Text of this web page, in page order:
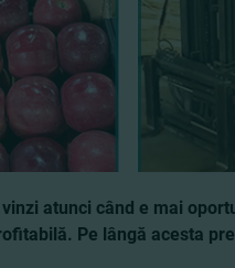
atunci când e mai
Pe lângă acesta